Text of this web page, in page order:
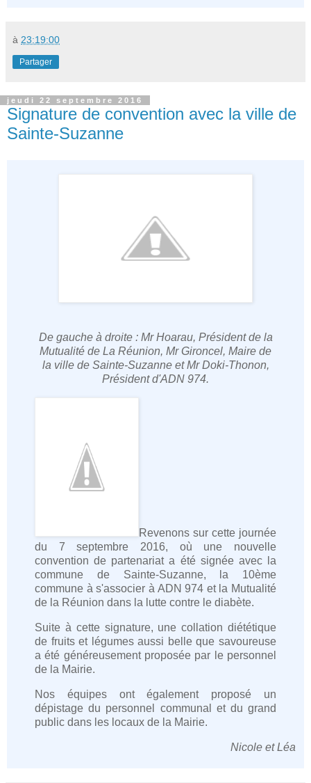
à 23:19:00
Partager
jeudi 22 septembre 2016
Signature de convention avec la ville de
Sainte-Suzanne
De gauche à droite : Mr Hoarau, Président de la
Mutualité de La Réunion, Mr Gironcel, Maire de
la ville de Sainte-Suzanne et Mr Doki-Thonon,
Président d'ADN 974.
Revenons sur cette journée
du 7 septembre 2016, où une nouvelle
convention de partenariat a été signée avec la
commune de Sainte-Suzanne, la 10ème
commune à s'associer à ADN 974 et la Mutualité
de la Réunion dans la lutte contre le diabète.
Suite à cette signature, une collation diététique
de fruits et légumes aussi belle que savoureuse
a été généreusement proposée par le personnel
de la Mairie.
Nos équipes ont également proposé un
dépistage du personnel communal et du grand
public dans les locaux de la Mairie.
Nicole et Léa